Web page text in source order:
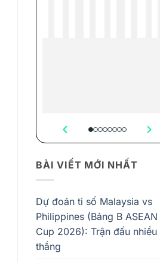
BÀI VIẾT MỚI NHẤT
Dự đoán tỉ số Malaysia vs
Philippines (Bảng B ASEAN
Cup 2026): Trận đấu nhiều
thắng